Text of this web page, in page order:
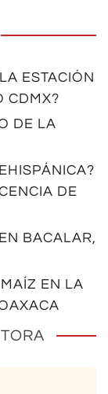
ESTACIÓN
CDMX?
DE LA
DE
BACALAR,
EN LA